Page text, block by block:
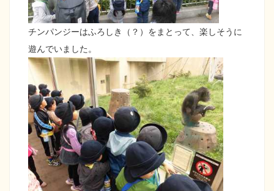
チンパンジーはふろしき（？）をまとって、楽しそうに
遊んでいました。